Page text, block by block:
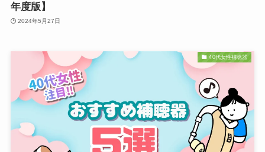
年度版】
2024年5月27日
40代女性補聴器